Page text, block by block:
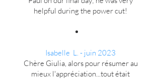
helpful during the power cut!
Isabelle L. - juin 2023
Chère Giulia, alors pour résumer au
mieux l'appréciation...tout était